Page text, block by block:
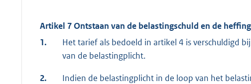
Artikel 7 Ontstaan van de belastingschuld en de
1.
Het tarief als bedoeld in artikel 4 is verschuldigd
van de belastingplicht.
2.
Indien de belastingplicht in de loop van het